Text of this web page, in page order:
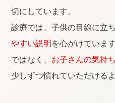
切にしています。
診療では、子供の目線に立
やすい説明 を心がけていま
ではなく、 お子さんの気持
少しずつ慣れていただける